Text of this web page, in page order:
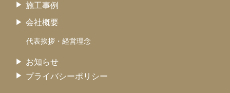
施工事例
会社概要
代表挨拶・経営理念
お知らせ
プライバシーポリシー